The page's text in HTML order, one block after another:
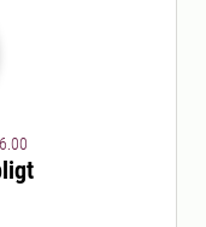
11:00